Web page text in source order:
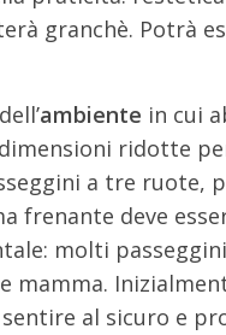
granchè. Potrà
ambiente in cui
ridotte
a tre ruote,
frenante deve
molti
al sicuro e